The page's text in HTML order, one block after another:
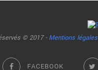
© 2017 - Mentions légales
FACEBOOK